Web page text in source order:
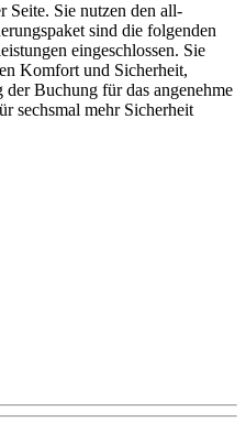
Seite. Sie nutzen den all-
sind die folgenden
eingeschlossen. Sie
Komfort und Sicherheit,
der Buchung für das angenehme
sechsmal mehr Sicherheit